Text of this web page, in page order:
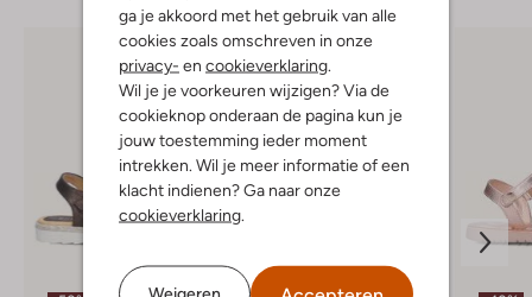
ga je akkoord met het gebruik van alle
cookies zoals omschreven in onze
privacy- en cookieverklaring
Wil je je voorkeuren wijzigen? Via de
cookieknop onderaan de pagina kun je
jouw toestemming ieder moment
intrekken. Wil je meer informatie of een
klacht indienen? Ga naar onze
cookieverklaring
Weigeren